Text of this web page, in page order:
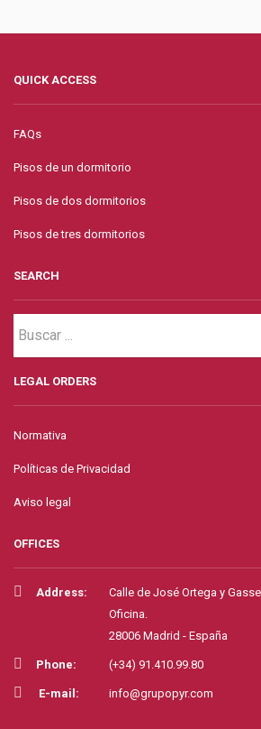
QUICK ACCESS
FAQs
Pisos de un dormitorio
Pisos de dos dormitorios
Pisos de tres dormitorios
SEARCH
LEGAL ORDERS
Normativa
Políticas de Privacidad
Aviso legal
OFFICES
Address:
Calle de José Ortega y
Oficina.
28006 Madrid - España
Phone: (+34) 91.410.99.80
E-mail: info@grupopyr.com